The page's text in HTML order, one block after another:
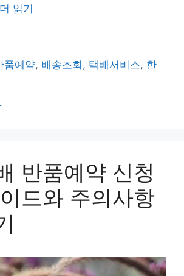
더 읽기
품예약, 배송조회 , 택배서비스, 한
반품예약 신청
드와 주의사항